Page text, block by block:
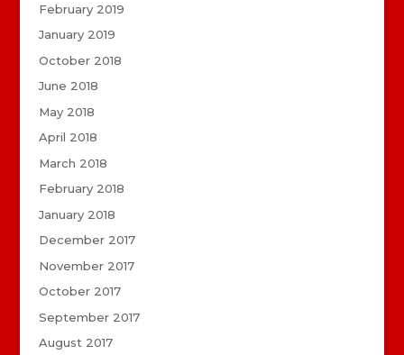
February 2019
January 2019
October 2018
June 2018
May 2018
April 2018
March 2018
February 2018
January 2018
December 2017
November 2017
October 2017
September 2017
August 2017